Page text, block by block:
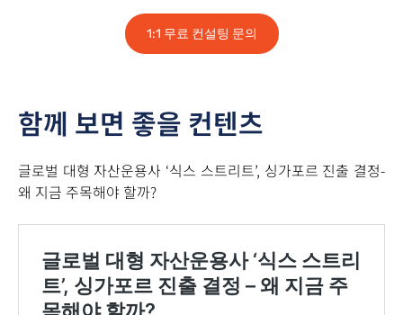
1:1 무료 컨설팅 문의
함께 보면 좋을 컨텐츠
글로벌 대형 자산운용사 ‘식스 스트리트’, 싱가포르 진출 결정-
왜 지금 주목해야 할까?